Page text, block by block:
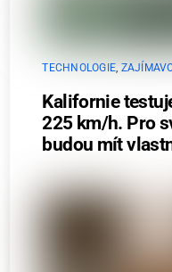
TECHNOLOGIE,
Kalifornie
225 km/h. Pro
budou mít